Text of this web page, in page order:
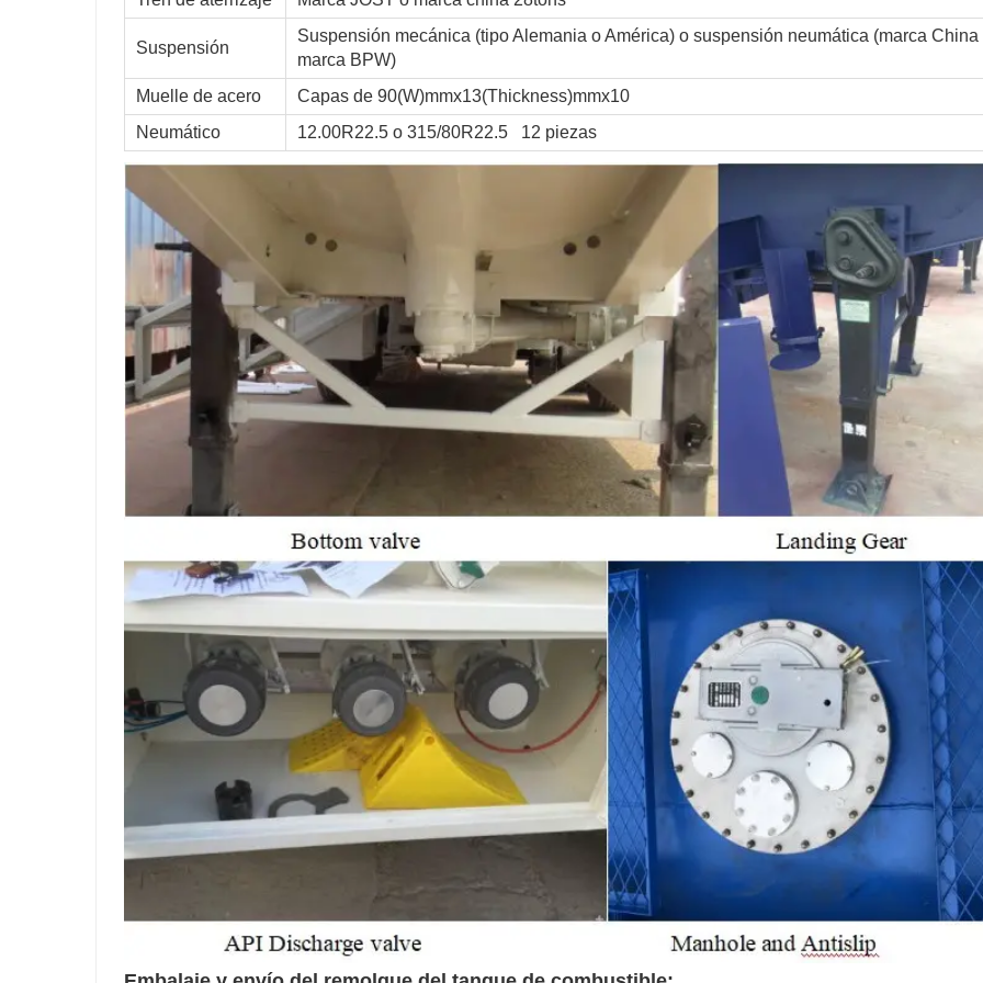
Suspensión
Suspensión mecánica (tipo Alemania o América) o suspensión neumática (marca China
marca BPW)
Muelle de acero
Capas de 90(W)mmx13(Thickness)mmx10
Neumático
12.00R22.5 o 315/80R22.5 12 piezas